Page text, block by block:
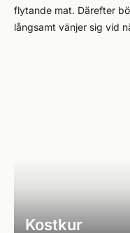
flytande mat. Därefter
långsamt vänjer sig vid
Kostkur